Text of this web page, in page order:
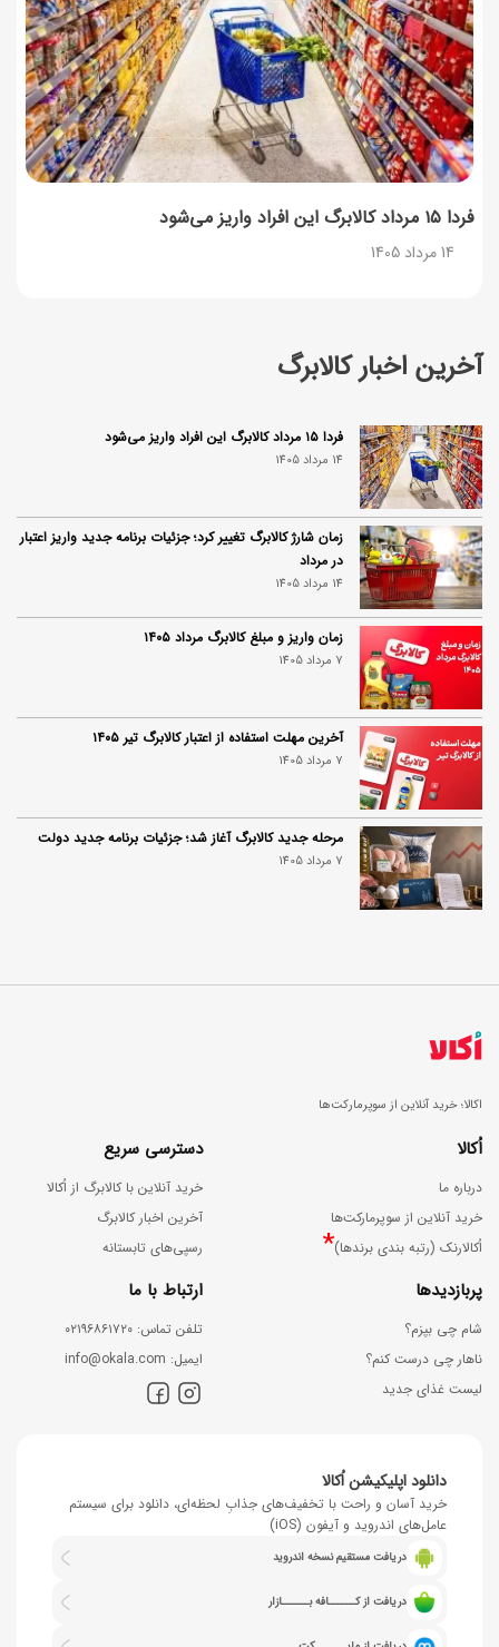
آخرین اخبار کالابرگ
فردا ۱۵ مرداد کالابرگ این افراد واریز می‌شود
14 مرداد 1405
زمان شارژ کالابرگ تغییر کرد؛ جزئیات برنامه جدید واریز اعتبار
در مرداد
14 مرداد 1405
زمان واریز و مبلغ کالابرگ مرداد ۱۴۰۵
7 مرداد 1405
آخرین مهلت استفاده از اعتبار کالابرگ تیر ۱۴۰۵
7 مرداد 1405
مرحله جدید کالابرگ آغاز شد؛ جزئیات برنامه جدید دولت
7 مرداد 1405
فردا ۱۵ مرداد کالابرگ این افراد واریز می‌شود
14 مرداد 1405
اکالا؛ خرید آنلاین از سوپرمارکت‌ها
اُکالا
درباره ما
خرید آنلاین از سوپرمارکت‌ها
اُکالارنک (رتبه بندی برندها)*
دسترسی سریع
خرید آنلاین با کالابرگ از اُکالا
آخرین اخبار کالابرگ
رسپی‌های تابستانه
پربازدیدها
شام چی بپزم؟
ناهار چی درست کنم؟
لیست غذای جدید
ارتباط با ما
ﺗﻠﻔﻦ ﺗﻤﺎس: ۰۲۱۹۶۸۶۱۷۲۰
اﯾﻤﯿﻞ: info@okala.com
دانلود اپلیکیشن اُکالا
خرید آسان و راحت با تخفیف‌های جذابِ لحظه‌ای، دانلود برای سیستم
عامل‌های اندروید و آیفون (iOS)
دریافت مستقیم نسخه اندروید
دریافت از کــــــافه بــــــازار